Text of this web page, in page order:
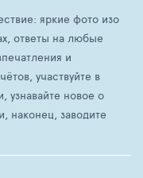
яркие фото изо
ответы на любые
и
участвуйте в
узнавайте новое о
наконец, заводите